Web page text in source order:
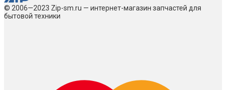
© 2006—2023 Zip-sm.ru — интернет-магазин запчастей для
бытовой техники